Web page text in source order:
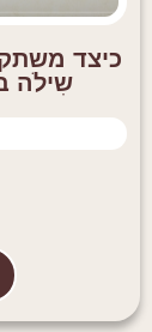
כיצד
שִילֹה